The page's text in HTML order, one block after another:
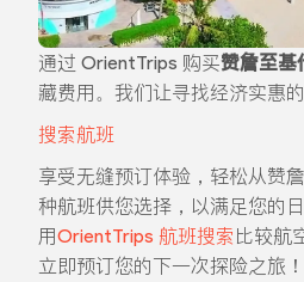
通过 OrientTrips 购买赞詹至基
藏费用。我们让寻找经济实惠
搜索航班
享受无缝预订体验，轻松从赞
种航班供您选择，以满足您的
用OrientTrips 航班搜索 比较航
立即预订您的下一次探险之旅！